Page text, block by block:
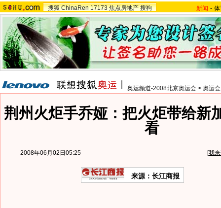
搜狐 ChinaRen 17173 焦点房地产 搜狗 新闻 -
奥运频道-2008北京奥运会 > 奥运
荆州火炬手乔娅：把火炬带给新
看
2008年06月02日05:25 [我
来源：长江商报